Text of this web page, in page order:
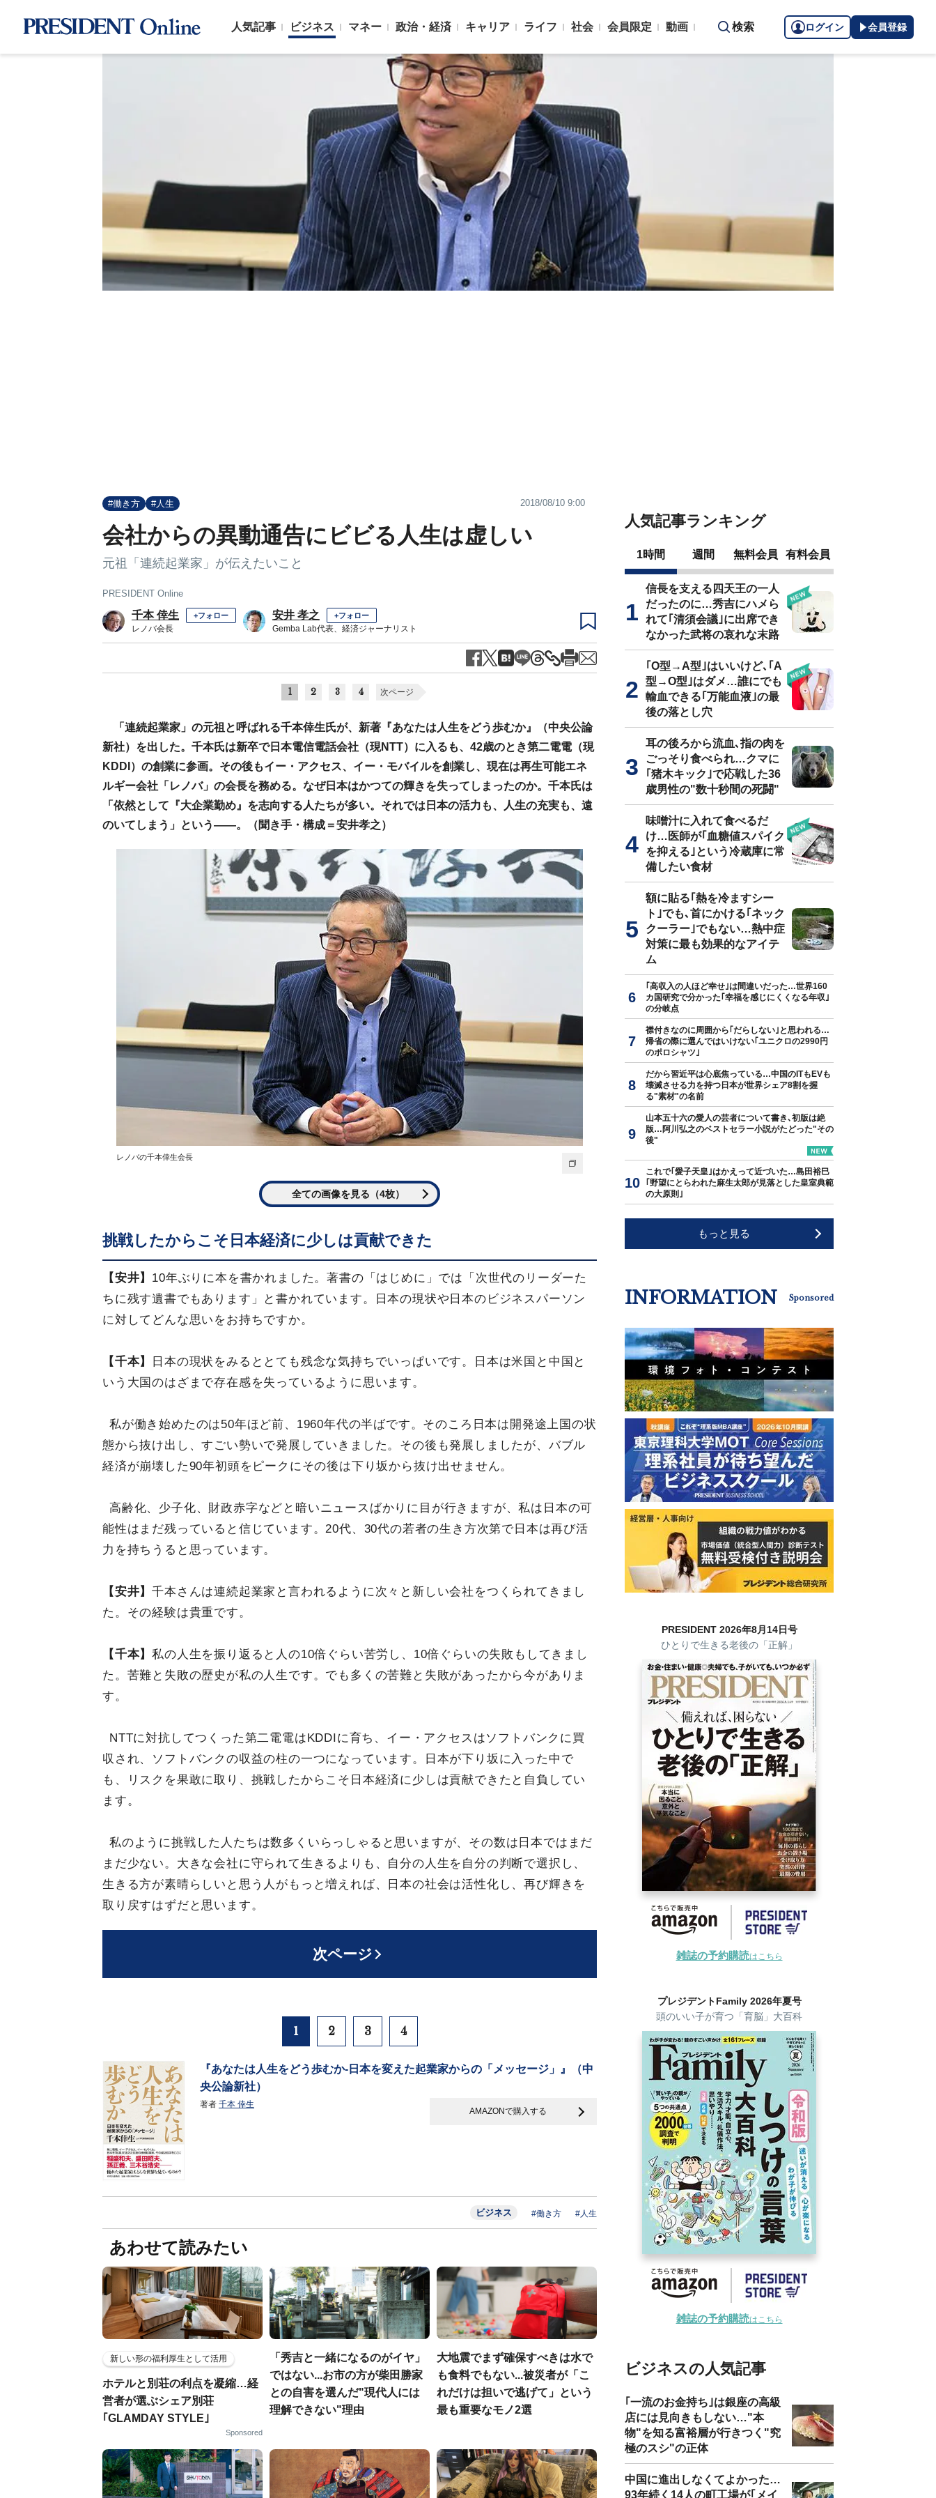
人気記事 ビジネス マネー 政治・経済 キャリア ライフ 社会 会員限定 動画 検索 ログイン 会員登録
#働き方 #人生 2018/08/10 9:00
会社からの異動通告にビビる人生は虚しい
元祖「連続起業家」が伝えたいこと
PRESIDENT Online
千本 倖生 +フォロー
レノバ会長
安井 孝之 +フォロー
Gemba Lab代表、経済ジャーナリスト
1 2 3 4 次ページ
「連続起業家」の元祖と呼ばれる千本倖生氏が、新著『あなたは人生をどう歩むか』（中央公論
新社）を出した。千本氏は新卒で日本電信電話会社（現NTT）に入るも、42歳のとき第二電電（現
KDDI）の創業に参画。その後もイー・アクセス、イー・モバイルを創業し、現在は再生可能エネ
ルギー会社「レノバ」の会長を務める。なぜ日本はかつての輝きを失ってしまったのか。千本氏は
「依然として『大企業勤め』を志向する人たちが多い。それでは日本の活力も、人生の充実も、遠
のいてしまう」という――。（聞き手・構成＝安井孝之）
レノバの千本倖生会長
全ての画像を見る（4枚）
挑戦したからこそ日本経済に少しは貢献できた
【安井】 10年ぶりに本を書かれました。著書の「はじめに」では「次世代のリーダーた
ちに残す遺書でもあります」と書かれています。日本の現状や日本のビジネスパーソン
に対してどんな思いをお持ちですか。
【千本】
日本の現状をみるととても残念な気持ちでいっぱいです。日本は米国と中国と
いう大国のはざまで存在感を失っているように思います。
私が働き始めたのは50年ほど前、1960年代の半ばです。そのころ日本は開発途上国の状
態から抜け出し、すごい勢いで発展していきました。その後も発展しましたが、バブル
経済が崩壊した90年初頭をピークにその後は下り坂から抜け出せません。
高齢化、少子化、財政赤字などと暗いニュースばかりに目が行きますが、私は日本の可
能性はまだ残っていると信じています。20代、30代の若者の生き方次第で日本は再び活
力を持ちうると思っています。
【安井】千本さんは連続起業家と言われるように次々と新しい会社をつくられてきまし
た。その経験は貴重です。
【千本】私の人生を振り返ると人の10倍ぐらい苦労し、10倍ぐらいの失敗もしてきまし
た。苦難と失敗の歴史が私の人生です。でも多くの苦難と失敗があったから今がありま
す。
NTTに対抗してつくった第二電電はKDDIに育ち、イー・アクセスはソフトバンクに買
収され、ソフトバンクの収益の柱の一つになっています。日本が下り坂に入った中で
も、リスクを果敢に取り、挑戦したからこそ日本経済に少しは貢献できたと自負してい
ます。
私のように挑戦した人たちは数多くいらっしゃると思いますが、その数は日本ではまだ
まだ少ない。大きな会社に守られて生きるよりも、自分の人生を自分の判断で選択し、
生きる方が素晴らしいと思う人がもっと増えれば、日本の社会は活性化し、再び輝きを
取り戻すはずだと思います。
次ページ
1 2 3 4
『あなたは人生をどう歩むか-日本を変えた起業家からの「メッセージ」』（中
央公論新社）
著者 千本 倖生
AMAZONで購入する
ビジネス #働き方 #人生
あわせて読みたい
新しい形の福利厚生として活用
ホテルと別荘の利点を凝縮…経
営者が選ぶシェア別荘
｢GLAMDAY STYLE｣
Sponsored
「秀吉と一緒になるのがイヤ」
ではない...お市の方が柴田勝家
との自害を選んだ"現代人には
理解できない"理由
大地震でまず確保すべきは水で
も食料でもない...被災者が「こ
れだけは担いで逃げて」という
最も重要なモノ2選
人気記事ランキング
1時間 週間 無料会員 有料会員
信長を支える四天王の一人
だったのに…秀吉にハメら
れて｢清須会議｣に出席でき
なかった武将の哀れな末路
｢O型→A型｣はいいけど､｢A
型→O型｣はダメ…誰にでも
輸血できる｢万能血液｣の最
後の落とし穴
耳の後ろから流血､指の肉を
ごっそり食べられ…クマに
｢猪木キック｣で応戦した36
歳男性の"数十秒間の死闘"
味噌汁に入れて食べるだ
け…医師が｢血糖値スパイク
を抑える｣という冷蔵庫に常
備したい食材
額に貼る｢熱を冷ますシー
ト｣でも､首にかける｢ネック
クーラー｣でもない…熱中症
対策に最も効果的なアイテ
ム
｢高収入の人ほど幸せ｣は間違いだった…世界160
カ国研究で分かった｢幸福を感じにくくなる年収｣
の分岐点
襟付きなのに周囲から｢だらしない｣と思われる…
帰省の際に選んではいけない｢ユニクロの2990円
のポロシャツ｣
だから習近平は心底焦っている…中国のITもEVも
壊滅させる力を持つ日本が世界シェア8割を握
る"素材"の名前
山本五十六の愛人の芸者について書き､初版は絶
版…阿川弘之のベストセラー小説がたどった"その
後"
これで｢愛子天皇｣はかえって近づいた…島田裕巳
｢野望にとらわれた麻生太郎が見落とした皇室典範
の大原則｣
もっと見る
INFORMATION Sponsored
PRESIDENT 2026年8月14日号
ひとりで生きる老後の「正解」
雑誌の予約購読はこちら
プレジデントFamily 2026年夏号
頭のいい子が育つ「育脳」大百科
雑誌の予約購読はこちら
ビジネスの人気記事
｢一流のお金持ち｣は銀座の高級
店には見向きもしない…"本
物"を知る富裕層が行きつく"究
極のスシ"の正体
中国に進出しなくてよかった…
93年続く14人の町工場が｢メイ